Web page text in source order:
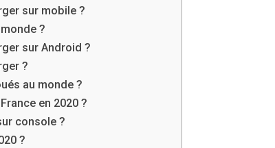
sur mobile ?
?
sur Android ?
?
au monde ?
en 2020 ?
console ?
?